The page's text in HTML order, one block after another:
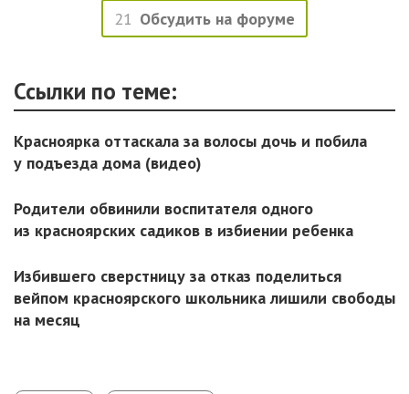
21 Обсудить на форуме
Ссылки по теме:
Красноярка оттаскала за волосы дочь и побила
у подъезда дома (видео)
Родители обвинили воспитателя одного
из красноярских садиков в избиении ребенка
Избившего сверстницу за отказ поделиться
вейпом красноярского школьника лишили свободы
на месяц